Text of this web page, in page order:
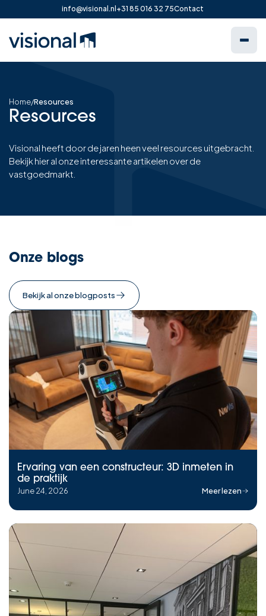
info@visional.nl +31 85 016 32 75Contact
Home/Resources
Resources
Visional heeft door de jaren heen veel resources uitgebracht.
Bekijk hier al onze interessante artikelen over de
vastgoedmarkt.
Onze blogs
Bekijk al onze blogposts
Ervaring van een constructeur: 3D inmeten in
de praktijk
June 24, 2026
Meer lezen